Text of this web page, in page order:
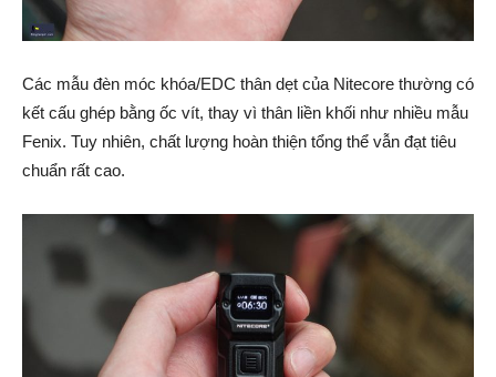
Các mẫu đèn móc khóa/EDC thân dẹt của Nitecore thường có
kết cấu ghép bằng ốc vít, thay vì thân liền khối như nhiều mẫu
Fenix. Tuy nhiên, chất lượng hoàn thiện tổng thể vẫn đạt tiêu
chuẩn rất cao.